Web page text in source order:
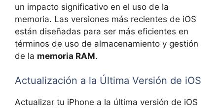
un impacto significativo en el uso de la
memoria. Las versiones más recientes de iOS
están diseñadas para ser más eficientes en
términos de uso de almacenamiento y gestión
de la memoria RAM.
Actualización a la Última Versión de iOS
Actualizar tu iPhone a la última versión de iOS